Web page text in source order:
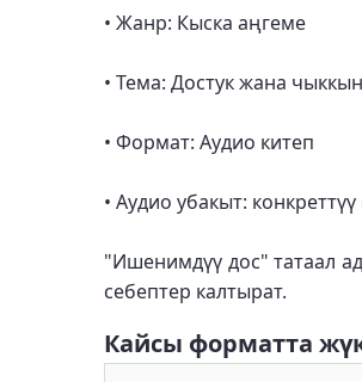
• Жанр: Кыска аңгеме
• Тема: Достук жана
• Формат: Аудио китеп
• Аудио убакыт:
"Ишенимдүү дос" татаал
себептер калтырат.
Кайсы форматта